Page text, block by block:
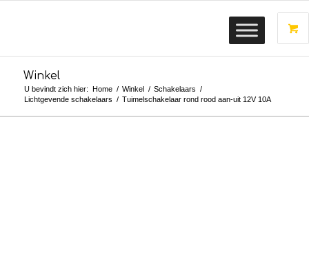
Winkel
U bevindt zich hier: Home / Winkel / Schakelaars /
Lichtgevende schakelaars / Tuimelschakelaar rond rood aan-uit 12V 10A